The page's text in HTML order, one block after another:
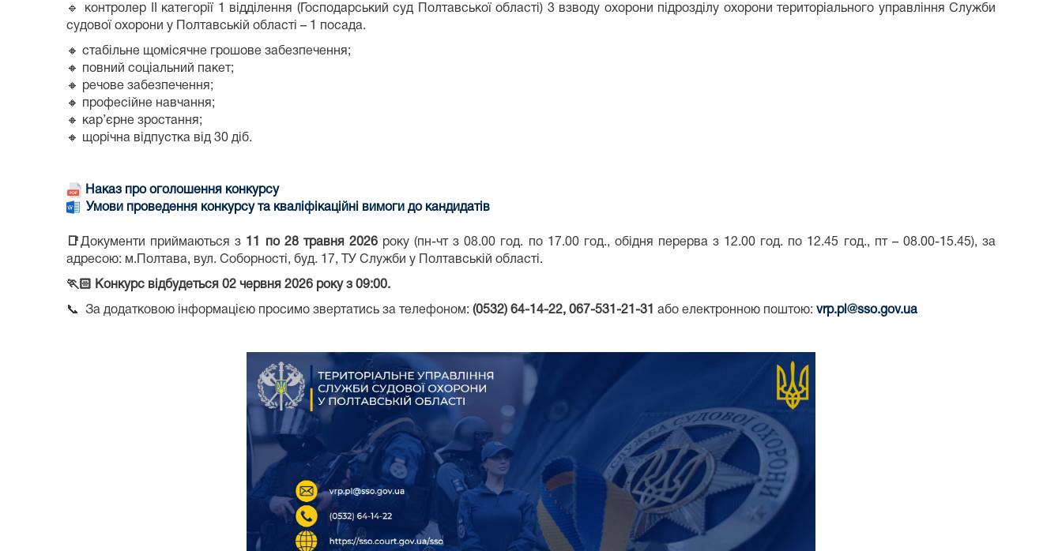
🔹 контролер ІІ категорії 1 відділення (Господарський суд Полтавської області) 3 взводу охорони підрозділу охорони територіального управління Служби
судової охорони у Полтавській області – 1 посада.
🔸 стабільне щомісячне грошове забезпечення;
🔸 повний соціальний пакет;
🔸 речове забезпечення;
🔸 професійне навчання;
🔸 кар’єрне зростання;
🔸 щорічна відпустка від 30 діб.
Наказ про оголошення конкурсу
Умови проведення конкурсу та кваліфікаційні вимоги до кандидатів
📑Документи приймаються з 11 по 28 травня 2026року (пн-чт з 08.00 год. по 17.00 год., обідня перерва з 12.00 год. по 12.45 год., пт – 08.00-15.45), за
адресою: м.Полтава, вул. Соборності, буд. 17, ТУ Служби у Полтавській області.
🏃🏻 Конкурс відбудеться 02 червня 2026 року з 09:00.
📞 За додатковою інформацією просимо звертатись за телефоном: (0532) 64-14-22, 067-531-21-31 або електронною поштою: vrp.pl@sso.gov.ua